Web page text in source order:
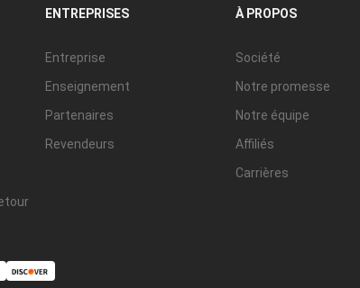
ENTREPRISES
Entreprise
Enseignement
Partenaires
Revendeurs
À PROPOS
Société
Notre promesse
Notre équipe
Affiliés
Carrières